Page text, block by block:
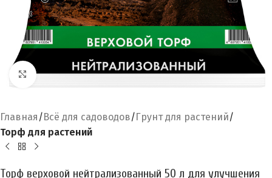
Увеличить
Главная Всё для садоводов Грунт для растений
Торф для растений
Торф верховой нейтрализованный 50 л для улучшения